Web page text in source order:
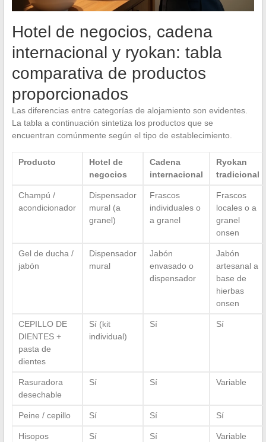
Hotel de negocios, cadena
internacional y ryokan: tabla
comparativa de productos
proporcionados
Las diferencias entre categorías de alojamiento son evidentes.
La tabla a continuación sintetiza los productos que se
encuentran comúnmente según el tipo de establecimiento.
Producto
Hotel de
negocios
Cadena
internacional
Ryokan
tradicional
Champú /
acondicionador
Dispensador
mural (a
granel)
Frascos
individuales o
a granel
Frascos
locales o a
granel
onsen
Gel de ducha /
jabón
Dispensador
mural
Jabón
envasado o
dispensador
Jabón
artesanal a
base de
hierbas
onsen
CEPILLO DE
DIENTES +
pasta de
dientes
Sí (kit
individual)
Sí Sí
Rasuradora
desechable
Sí Sí Variable
Peine / cepillo Sí Sí Sí
Hisopos Sí Sí Variable